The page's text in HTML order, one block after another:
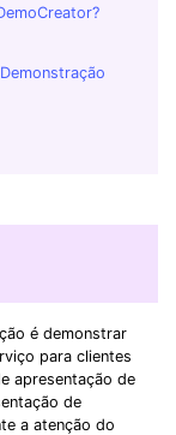
é demonstrar
para clientes
apresentação de
de
a atenção do